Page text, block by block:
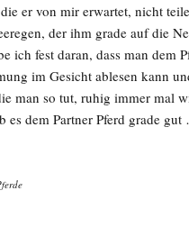
er von mir erwartet, nicht
der ihm grade auf die
ich fest daran, dass man dem
im Gesicht ablesen kann
man so tut, ruhig immer mal
es dem Partner Pferd grade